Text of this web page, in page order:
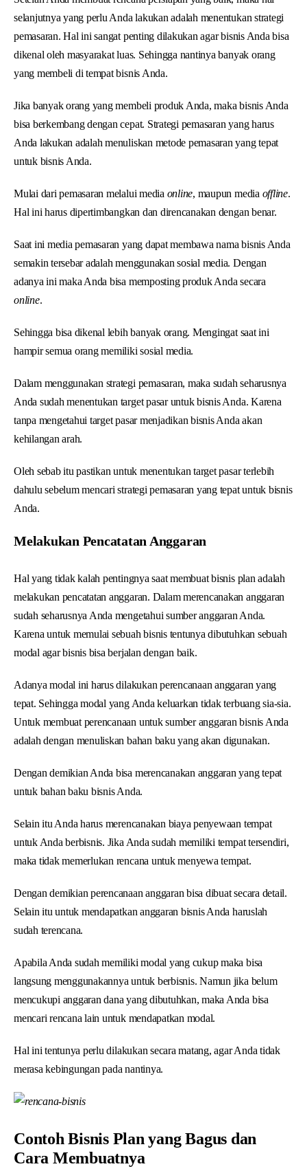
selanjutnya yang perlu Anda lakukan adalah menentukan strategi
pemasaran. Hal ini sangat penting dilakukan agar bisnis Anda bisa
dikenal oleh masyarakat luas. Sehingga nantinya banyak orang
yang membeli di tempat bisnis Anda.
Jika banyak orang yang membeli produk Anda, maka bisnis Anda
bisa berkembang dengan cepat. Strategi pemasaran yang harus
Anda lakukan adalah menuliskan metode pemasaran yang tepat
untuk bisnis Anda.
Mulai dari pemasaran melalui media online, maupun media offline.
Hal ini harus dipertimbangkan dan direncanakan dengan benar.
Saat ini media pemasaran yang dapat membawa nama bisnis Anda
semakin tersebar adalah menggunakan sosial media. Dengan
adanya ini maka Anda bisa memposting produk Anda secara
online.
Sehingga bisa dikenal lebih banyak orang. Mengingat saat ini
hampir semua orang memiliki sosial media.
Dalam menggunakan strategi pemasaran, maka sudah seharusnya
Anda sudah menentukan target pasar untuk bisnis Anda. Karena
tanpa mengetahui target pasar menjadikan bisnis Anda akan
kehilangan arah.
Oleh sebab itu pastikan untuk menentukan target pasar terlebih
dahulu sebelum mencari strategi pemasaran yang tepat untuk bisnis
Anda.
Melakukan Pencatatan Anggaran
Hal yang tidak kalah pentingnya saat membuat bisnis plan adalah
melakukan pencatatan anggaran. Dalam merencanakan anggaran
sudah seharusnya Anda mengetahui sumber anggaran Anda.
Karena untuk memulai sebuah bisnis tentunya dibutuhkan sebuah
modal agar bisnis bisa berjalan dengan baik.
Adanya modal ini harus dilakukan perencanaan anggaran yang
tepat. Sehingga modal yang Anda keluarkan tidak terbuang sia-sia.
Untuk membuat perencanaan untuk sumber anggaran bisnis Anda
adalah dengan menuliskan bahan baku yang akan digunakan.
Dengan demikian Anda bisa merencanakan anggaran yang tepat
untuk bahan baku bisnis Anda.
Selain itu Anda harus merencanakan biaya penyewaan tempat
untuk Anda berbisnis. Jika Anda sudah memiliki tempat tersendiri,
maka tidak memerlukan rencana untuk menyewa tempat.
Dengan demikian perencanaan anggaran bisa dibuat secara detail.
Selain itu untuk mendapatkan anggaran bisnis Anda haruslah
sudah terencana.
Apabila Anda sudah memiliki modal yang cukup maka bisa
langsung menggunakannya untuk berbisnis. Namun jika belum
mencukupi anggaran dana yang dibutuhkan, maka Anda bisa
mencari rencana lain untuk mendapatkan modal.
Hal ini tentunya perlu dilakukan secara matang, agar Anda tidak
merasa kebingungan pada nantinya.
Contoh Bisnis Plan yang Bagus dan
Cara Membuatnya